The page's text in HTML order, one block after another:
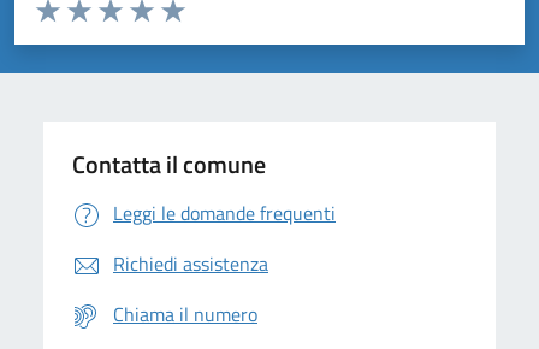
Domanda
Valuta 5 stelle su 5
Valuta 4 stelle su 5
Valuta 3 stelle su 5
Valuta 2 stelle su 5
Valuta 1 stelle su 5
Contatta il comune
Leggi le domande frequenti
Richiedi assistenza
Chiama il numero